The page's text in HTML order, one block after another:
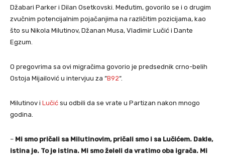
Džabari Parker i Dilan Osetkovski. Međutim, govorilo se i o drugim
zvučnim potencijalnim pojačanjima na različitim pozicijama, kao
što su Nikola Milutinov, Džanan Musa, Vladimir Lučić i Dante
Egzum.
O pregovrima sa ovi migračima govorio je predsednik crno-belih
Ostoja Mijailović u intervjuu za “B92“.
Milutinov i Lučić su odbili da se vrate u Partizan nakon mnogo
godina.
– Mi smo pričali sa Milutinovim, pričali smo i sa Lučićem. Dakle,
istina je. To je istina. Mi smo želeli da vratimo oba igrača. Mi